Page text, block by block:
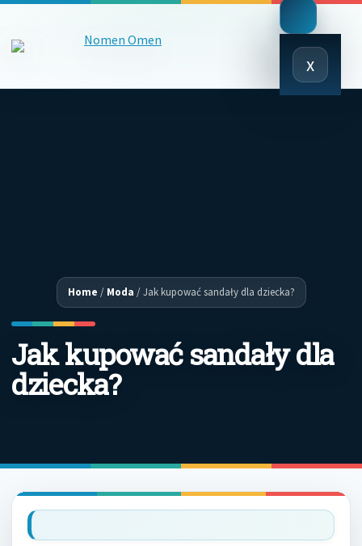
x
Close
Menu
Home / Moda /Jak kupować sandały dla dziecka?
Jak kupować sandały dla
dziecka?